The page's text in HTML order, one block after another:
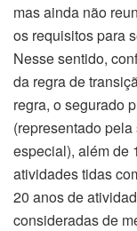
mas ainda não
os requisitos para
Nesse sentido,
da regra de
regra, o segurado
(representado
especial), além de
atividades tidas
20 anos de
consideradas de